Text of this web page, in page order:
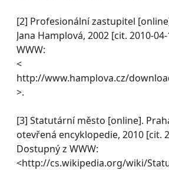
[2] Profesionální zastupitel
Jana Hamplová, 2002 [cit. 2010-
WWW:
<
http://www.hamplova.cz/
>.
[3] Statutární město [online].
otevřená encyklopedie, 2010 [cit.
Dostupný z WWW:
<http://cs.wikipedia.org/wiki/